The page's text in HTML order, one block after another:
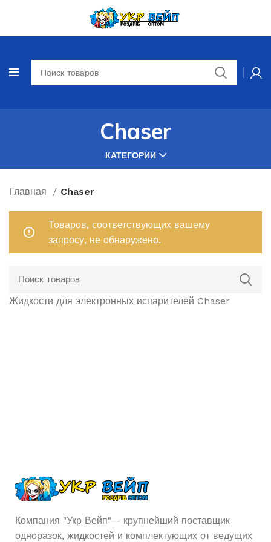
Chaser
КАТЕГОРИИ
Главная Chaser
Товаров, соответствующих вашему
запросу, не обнаружено.
Жидкости для электронных испарителей Chaser
Компания "Укр Вейп"— крупнейший поставщик
одноразок, жидкостей и комплектующих от ведущих